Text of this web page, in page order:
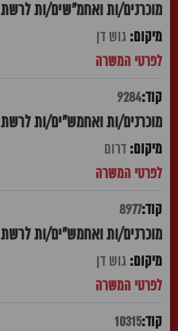
מוכרנים/ות ואחמ"שים/ות לרשת FOX - סניף קניון איילון רמת גן
גוש דן
9284
מוכרנים/ות ואחמש"ים/ות לרשת FOX – ביג אילת
דרום
8977
מוכרנים/ות ואחמש"ים/ות לרשת FOX – סניף קניון גבעתיים
גוש דן
10315